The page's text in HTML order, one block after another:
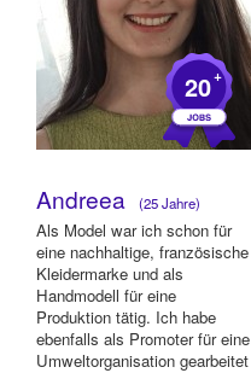
20+
Andreea (25 Jahre)
Als Model war ich schon für
eine nachhaltige, französische
Kleidermarke und als
Handmodell für eine
Produktion tätig. Ich habe
ebenfalls als Promoter für eine
Umweltorganisation gearbeitet